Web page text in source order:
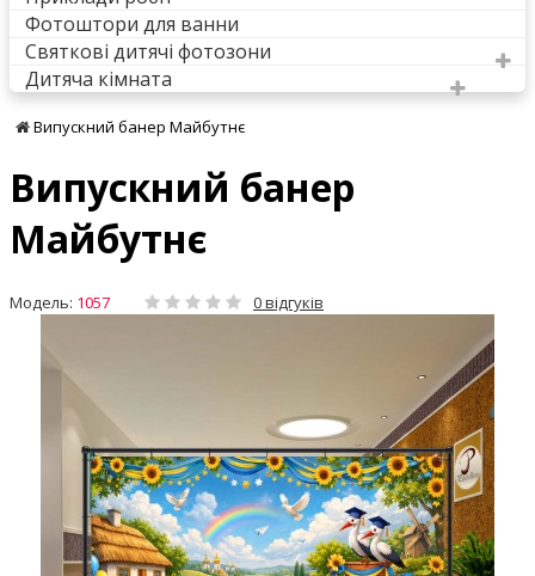
Фотоштори для ванни
Святкові дитячі фотозони
Дитяча кімната
Випускний банер Майбутнє
Випускний банер
Майбутнє
Модель: 1057 0 відгуків